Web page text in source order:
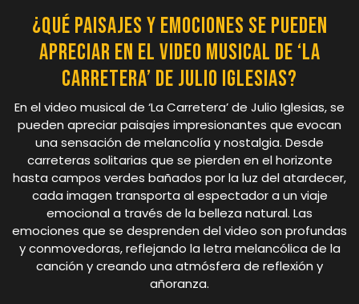
¿Qué paisajes y emociones se pueden
apreciar en el video musical de ‘La
Carretera’ de Julio Iglesias?
En el video musical de ‘La Carretera’ de Julio Iglesias, se
pueden apreciar paisajes impresionantes que evocan
una sensación de melancolía y nostalgia. Desde
carreteras solitarias que se pierden en el horizonte
hasta campos verdes bañados por la luz del atardecer,
cada imagen transporta al espectador a un viaje
emocional a través de la belleza natural. Las
emociones que se desprenden del video son profundas
y conmovedoras, reflejando la letra melancólica de la
canción y creando una atmósfera de reflexión y
añoranza.